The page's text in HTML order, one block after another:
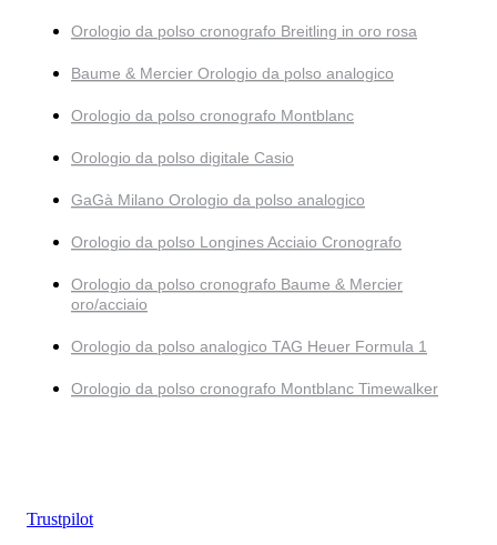
Orologio da polso cronografo Breitling in oro rosa
Baume & Mercier Orologio da polso analogico
Orologio da polso cronografo Montblanc
Orologio da polso digitale Casio
GaGà Milano Orologio da polso analogico
Orologio da polso Longines Acciaio Cronografo
Orologio da polso cronografo Baume & Mercier
oro/acciaio
Orologio da polso analogico TAG Heuer Formula 1
Orologio da polso cronografo Montblanc Timewalker
Trustpilot